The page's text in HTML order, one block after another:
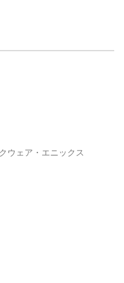
ウェア・エニックス